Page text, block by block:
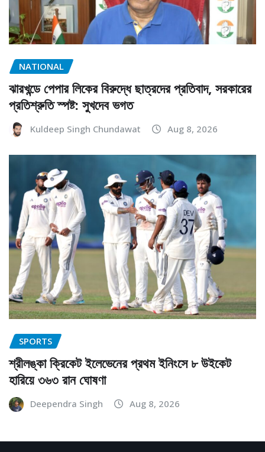
NATIONAL
ঝারখন্ডে পেপার লিকের বিরুদ্ধে ছাত্রদের প্রতিবাদ, সরকারের
প্রতিশ্রুতি স্পষ্ট: সুখদেব ভগত
Kuldeep Singh Chundawat Aug 8, 2026
SPORTS
শ্রীলঙ্কা ক্রিকেট ইলেভেনের প্রথম ইনিংসে ৮ উইকেট
হারিয়ে ৩৬৩ রান ঘোষণা
Deependra Singh Aug 8, 2026